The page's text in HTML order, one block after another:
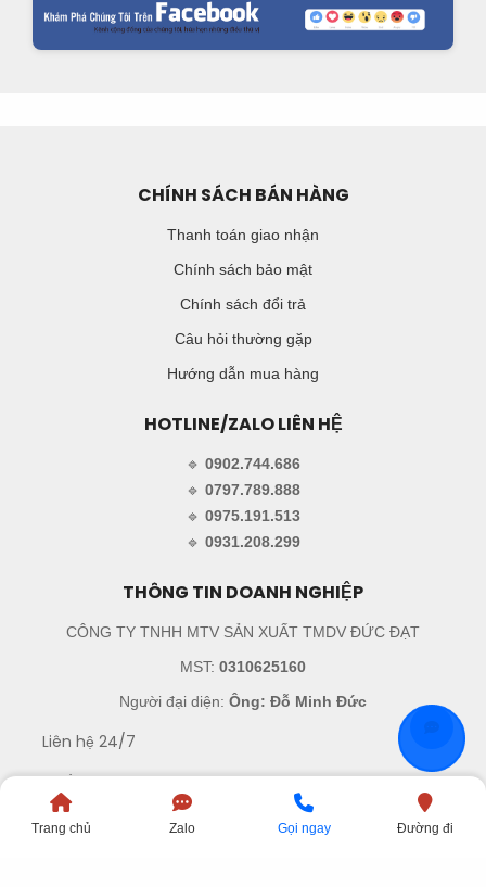
CHÍNH SÁCH BÁN HÀNG
Thanh toán giao nhận
Chính sách bảo mật
Chính sách đổi trả
Câu hỏi thường gặp
Hướng dẫn mua hàng
HOTLINE/ZALO LIÊN HỆ
🔹 0902.744.686
🔹 0797.789.888
🔹 0975.191.513
🔹 0931.208.299
THÔNG TIN DOANH NGHIỆP
CÔNG TY TNHH MTV SẢN XUẤT TMDV ĐỨC ĐẠT
MST: 0310625160
Người đại diện: Ông: Đỗ Minh Đức
Liên hệ 24/7
Chí Minh, Việt Nam
Trang chủ Zalo Gọi ngay Đường đi